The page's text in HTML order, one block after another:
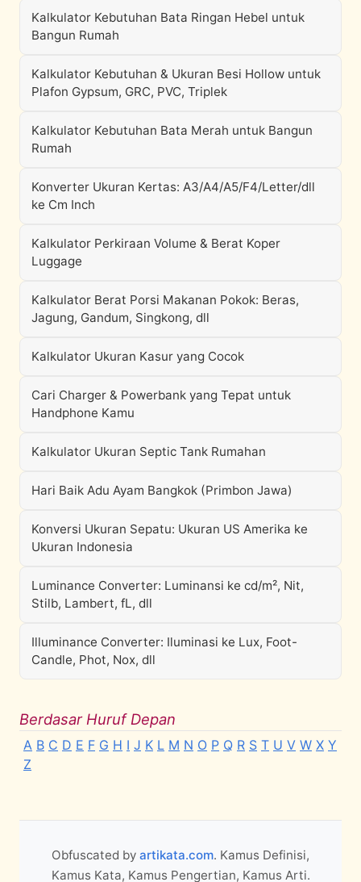
Kalkulator Kebutuhan Bata Ringan Hebel untuk
Bangun Rumah
Kalkulator Kebutuhan & Ukuran Besi Hollow untuk
Plafon Gypsum, GRC, PVC, Triplek
Kalkulator Kebutuhan Bata Merah untuk Bangun
Rumah
Konverter Ukuran Kertas: A3/A4/A5/F4/Letter/dll
ke Cm Inch
Kalkulator Perkiraan Volume & Berat Koper
Luggage
Kalkulator Berat Porsi Makanan Pokok: Beras,
Jagung, Gandum, Singkong, dll
Kalkulator Ukuran Kasur yang Cocok
Cari Charger & Powerbank yang Tepat untuk
Handphone Kamu
Kalkulator Ukuran Septic Tank Rumahan
Hari Baik Adu Ayam Bangkok (Primbon Jawa)
Konversi Ukuran Sepatu: Ukuran US Amerika ke
Ukuran Indonesia
Luminance Converter: Luminansi ke cd/m², Nit,
Stilb, Lambert, fL, dll
Illuminance Converter: Iluminasi ke Lux, Foot-
Candle, Phot, Nox, dll
Berdasar Huruf Depan
A B C D E F G H I J K L M N O P Q R S T U V W X Y
Z
Obfuscated by artikata.com. Kamus Definisi,
Kamus Kata, Kamus Pengertian, Kamus Arti.